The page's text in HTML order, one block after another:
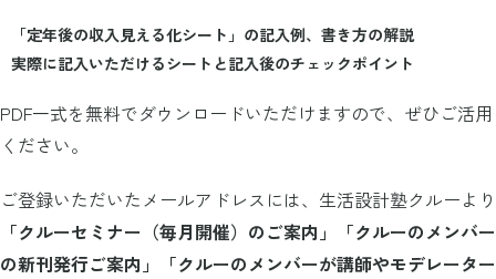
「定年後の収入見える化シート」の記入例、書き方の解説
実際に記入いただけるシートと記入後のチェックポイント
PDF一式を無料でダウンロードいただけますので、ぜひご活用
ください。
ご登録いただいたメールアドレスには、生活設計塾クルーより
「クルーセミナー（毎月開催）のご案内」「クルーのメンバー
の新刊発行ご案内」「クルーのメンバーが講師やモデレーター